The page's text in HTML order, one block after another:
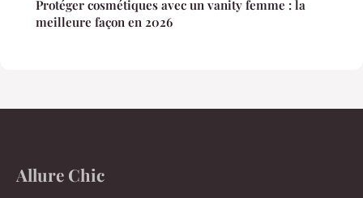
Protéger cosmétiques avec un vanity femme : la
meilleure façon en 2026
Allure Chic